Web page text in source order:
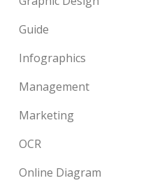
Guide
Infographics
Management
Marketing
OCR
Online Diagram